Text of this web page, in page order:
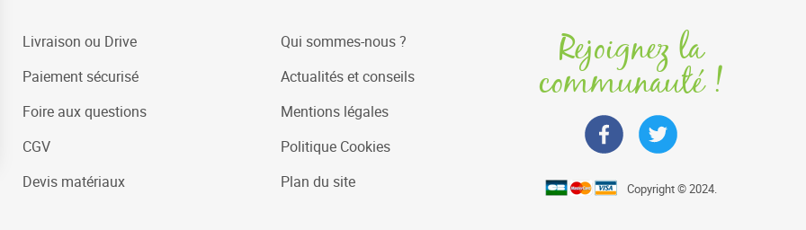
Livraison ou Drive
Paiement sécurisé
Foire aux questions
CGV
Devis matériaux
Qui sommes-nous ?
Actualités et conseils
Mentions légales
Politique Cookies
Plan du site
Rejoignez la
communauté !
Copyright © 2024.